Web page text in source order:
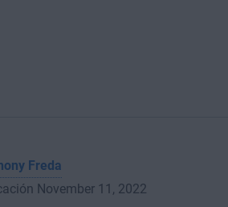
Freda
November 11, 2022